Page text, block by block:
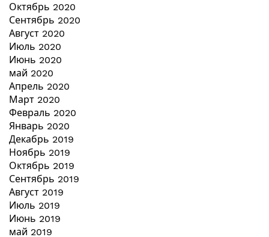
Октябрь 2020
Сентябрь 2020
Август 2020
Июль 2020
Июнь 2020
май 2020
Апрель 2020
Март 2020
Февраль 2020
Январь 2020
Декабрь 2019
Ноябрь 2019
Октябрь 2019
Сентябрь 2019
Август 2019
Июль 2019
Июнь 2019
май 2019